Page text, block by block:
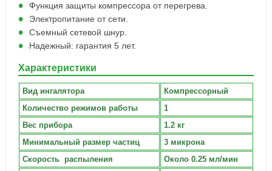
Функция защиты компрессора от перегрева.
Электропитание от сети.
Съемный сетевой шнур.
Надежный: гарантия 5 лет.
Характеристики
Вид ингалятора
Компрессорный
Количество режимов работы
1
Вес прибора
1.2 кг
Минимальный размер частиц
3 микрона
Скорость распыления
Около 0.25 мл/мин